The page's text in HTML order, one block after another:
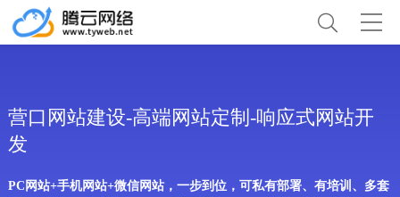
营口网站建设-高端网站定制-响应式网站开
发
PC网站+手机网站+微信网站，一步到位，可私有部署、有培训、多套